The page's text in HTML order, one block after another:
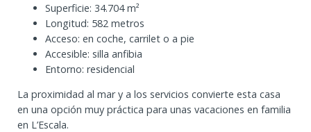
Superficie: 34.704 m²
Longitud: 582 metros
Acceso: en coche, carrilet o a pie
Accesible: silla anfibia
Entorno: residencial
La proximidad al mar y a los servicios convierte esta casa
en una opción muy práctica para unas vacaciones en familia
en L’Escala.